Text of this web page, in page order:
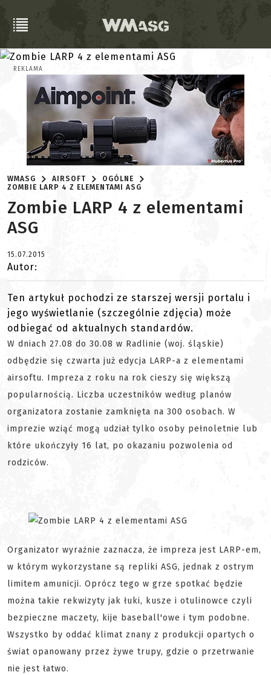
REKLAMA
WMASG AIRSOFT
OGÓLNE
ZOMBIE LARP 4 Z ELEMENTAMI ASG
Zombie LARP 4 z elementami
ASG
15.07.2015
Autor:
Ten artykuł pochodzi ze starszej wersji portalu i
jego wyświetlanie (szczególnie zdjęcia) może
odbiegać od aktualnych standardów.
W dniach 27.08 do 30.08 w Radlinie (woj. śląskie)
odbędzie się czwarta już edycja LARP-a z elementami
airsoftu. Impreza z roku na rok cieszy się większą
popularnością. Liczba uczestników według planów
organizatora zostanie zamknięta na 300 osobach. W
imprezie wziąć mogą udział tylko osoby pełnoletnie lub
które ukończyły 16 lat, po okazaniu pozwolenia od
rodziców.
Organizator wyraźnie zaznacza, że impreza jest LARP-em,
w którym wykorzystane są repliki ASG, jednak z ostrym
limitem amunicji. Oprócz tego w grze spotkać będzie
można takie rekwizyty jak łuki, kusze i otulinowce czyli
bezpieczne maczety, kije baseball'owe i tym podobne.
Wszystko by oddać klimat znany z produkcji opartych o
świat opanowany przez żywe trupy, gdzie o przetrwanie
nie jest łatwo.